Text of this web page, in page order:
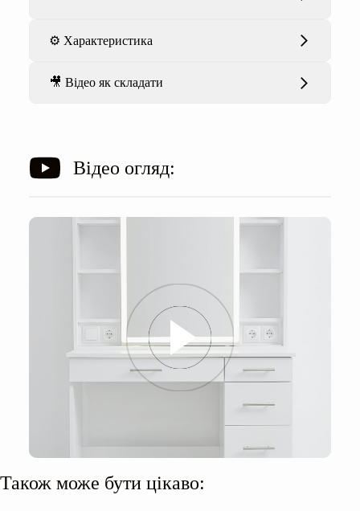
⚙️ Характеристика
🎥 Відео як складати
Відео огляд:
Також може бути цікаво: